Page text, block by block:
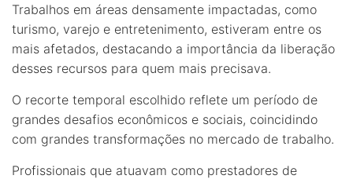
Trabalhos em áreas densamente impactadas, como
turismo, varejo e entretenimento, estiveram entre os
mais afetados, destacando a importância da liberação
desses recursos para quem mais precisava.
O recorte temporal escolhido reflete um período de
grandes desafios econômicos e sociais, coincidindo
com grandes transformações no mercado de trabalho.
Profissionais que atuavam como prestadores de